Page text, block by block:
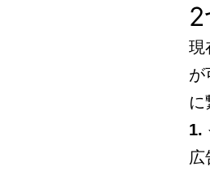
現
が
に
1.
広